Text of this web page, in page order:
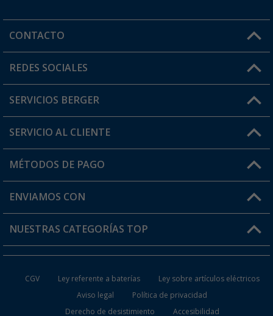
CONTACTO
Horario de atención al cliente:
¿Tienes alguna duda?
REDES SOCIALES
SERVICIOS BERGER
Conviértete en distribuidor
Mi cuenta
Tarjeta Berger Digital
SERVICIO AL CLIENTE
FAQ y Contacto
Información de envío
¿Dónde está mi pedido?
MÉTODOS DE PAGO
ENVIAMOS CON
NUESTRAS CATEGORÍAS TOP
CGV Ley referente a baterías
Ley sobre artículos eléctricos
Aviso legal
Política de privacidad
Derecho de desistimiento
Accesibilidad